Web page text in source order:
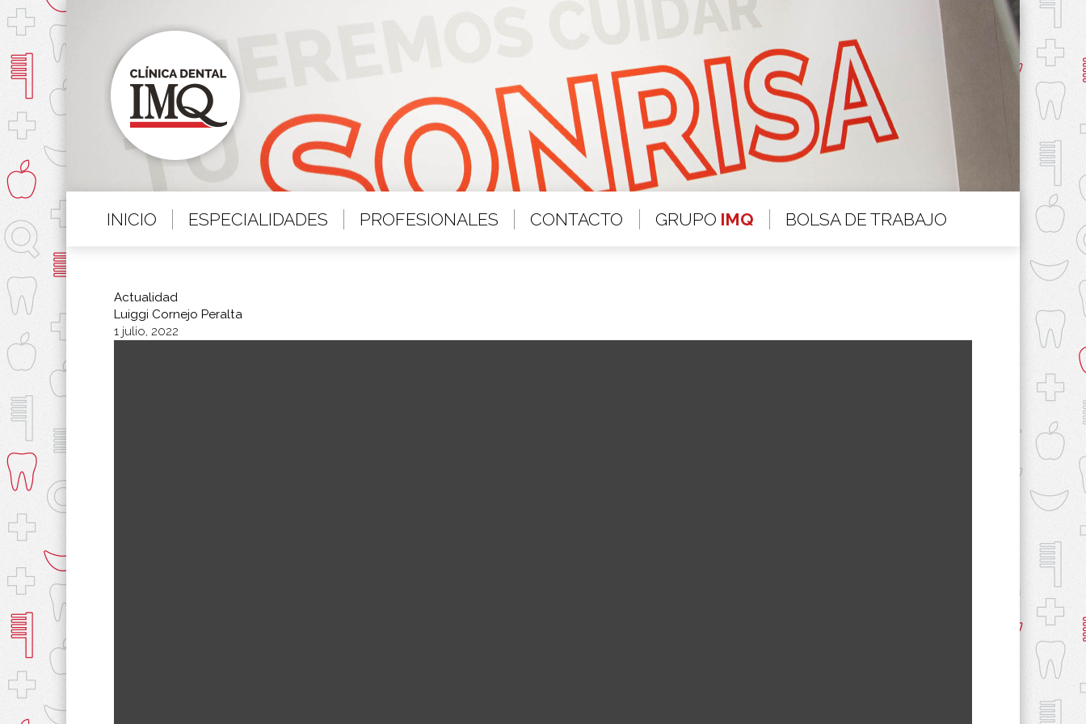
INICIO ESPECIALIDADES PROFESIONALES CONTACTO GRUPO BOLSA DE TRABAJO
Actualidad
Luiggi Cornejo Peralta
1 julio, 2022